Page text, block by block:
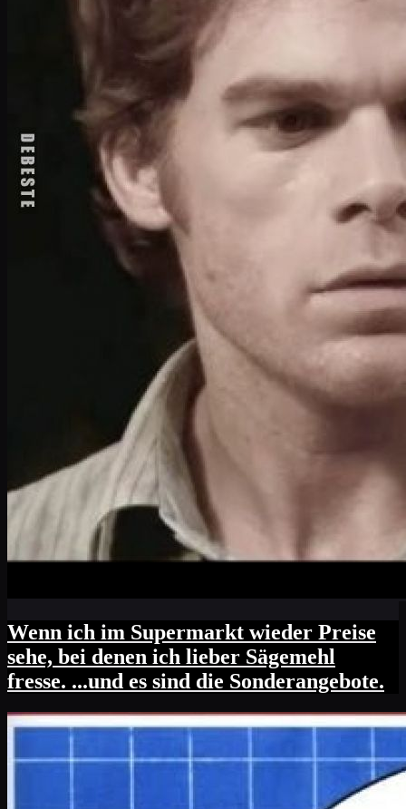
Wenn ich im Supermarkt wieder Preise
sehe, bei denen ich lieber Sägemehl
fresse. ...und es sind die Sonderangebote.